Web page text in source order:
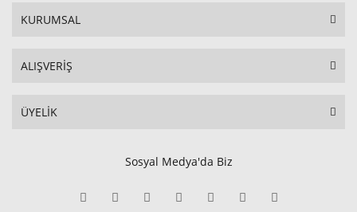
KURUMSAL
ALIŞVERİŞ
ÜYELİK
Sosyal Medya'da Biz